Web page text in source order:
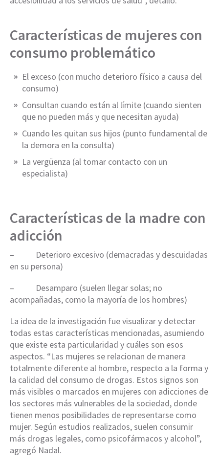
Características de mujeres con
consumo problemático
El exceso (con mucho deterioro físico a causa del
consumo)
Consultan cuando están al límite (cuando sienten
que no pueden más y que necesitan ayuda)
Cuando les quitan sus hijos (punto fundamental de
la demora en la consulta)
La vergüenza (al tomar contacto con un
especialista)
Características de la madre con
adicción
– Deterioro excesivo (demacradas y descuidadas
en su persona)
– Desamparo (suelen llegar solas; no
acompañadas, como la mayoría de los hombres)
La idea de la investigación fue visualizar y detectar
todas estas características mencionadas, asumiendo
que existe esta particularidad y cuáles son esos
aspectos. “Las mujeres se relacionan de manera
totalmente diferente al hombre, respecto a la forma y
la calidad del consumo de drogas. Estos signos son
más visibles o marcados en mujeres con adicciones de
los sectores más vulnerables de la sociedad, donde
tienen menos posibilidades de representarse como
mujer. Según estudios realizados, suelen consumir
más drogas legales, como psicofármacos y alcohol”,
agregó Nadal.